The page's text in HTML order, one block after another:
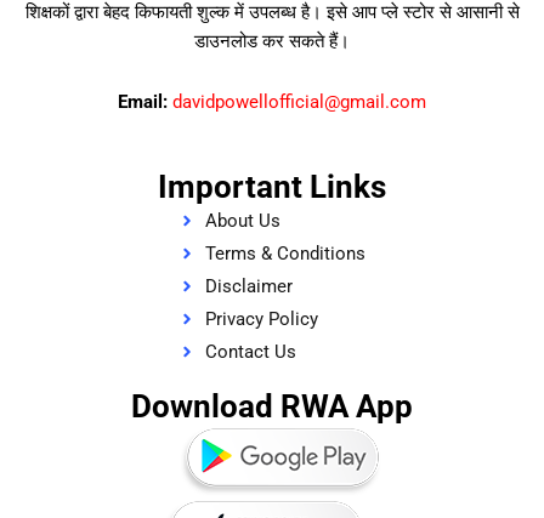
शिक्षकों द्वारा बेहद किफायती शुल्क में उपलब्ध है। इसे आप प्ले स्टोर से आसानी से
डाउनलोड कर सकते हैं।
Email: davidpowellofficial@gmail.com
Important Links
About Us
Terms & Conditions
Disclaimer
Privacy Policy
Contact Us
Download RWA App